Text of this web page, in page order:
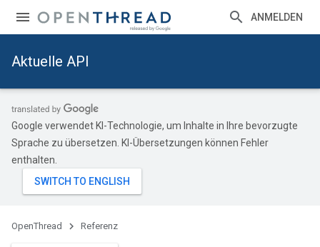
ANMELDEN
Aktuelle API
Google verwendet KI-Technologie, um Inhalte in Ihre bevorzugte
Sprache zu übersetzen. KI-Übersetzungen können Fehler
enthalten.
OpenThread Referenz